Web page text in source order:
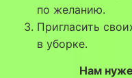
по желанию.
Пригласить
в уборке.
Нам